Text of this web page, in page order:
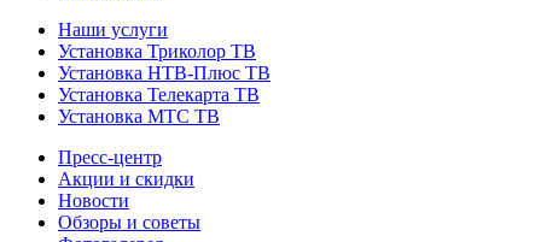
Наши услуги
Установка Триколор ТВ
Установка НТВ-Плюс ТВ
Установка Телекарта ТВ
Установка МТС ТВ
Пресс-центр
Акции и скидки
Новости
Обзоры и советы